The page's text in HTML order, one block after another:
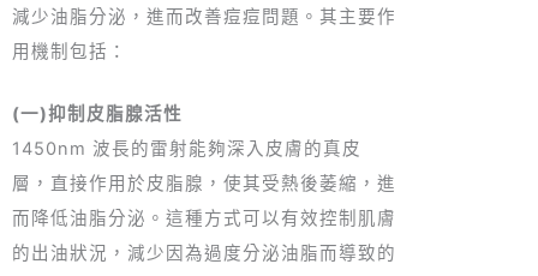
減少油脂分泌，進而改善痘痘問題。其主要作
用機制包括：
(一)抑制皮脂腺活性
1450nm 波長的雷射能夠深入皮膚的真皮
層，直接作用於皮脂腺，使其受熱後萎縮，進
而降低油脂分泌。這種方式可以有效控制肌膚
的出油狀況，減少因為過度分泌油脂而導致的